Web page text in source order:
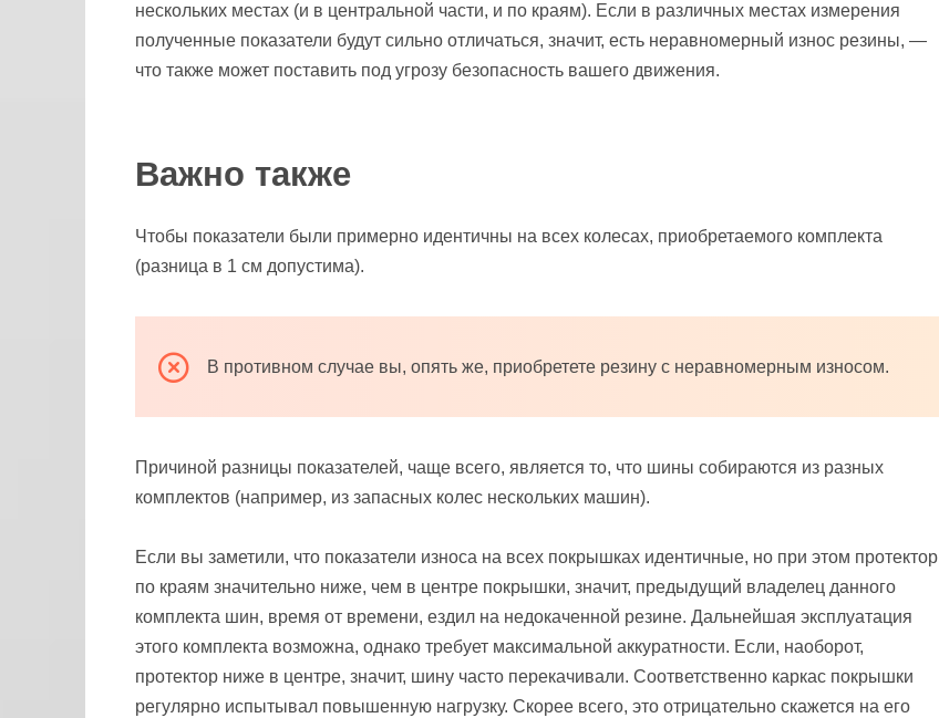
нескольких местах (и в центральной части, и по краям). Если в различных местах измерения
полученные показатели будут сильно отличаться, значит, есть неравномерный износ резины, —
что также может поставить под угрозу безопасность вашего движения.
Важно также
Чтобы показатели были примерно идентичны на всех колесах, приобретаемого комплекта
(разница в 1 см допустима).
В противном случае вы, опять же, приобретете резину с неравномерным износом.
Причиной разницы показателей, чаще всего, является то, что шины собираются из разных
комплектов (например, из запасных колес нескольких машин).
Если вы заметили, что показатели износа на всех покрышках идентичные, но при этом протектор
по краям значительно ниже, чем в центре покрышки, значит, предыдущий владелец данного
комплекта шин, время от времени, ездил на недокаченной резине. Дальнейшая эксплуатация
этого комплекта возможна, однако требует максимальной аккуратности. Если, наоборот,
протектор ниже в центре, значит, шину часто перекачивали. Соответственно каркас покрышки
регулярно испытывал повышенную нагрузку. Скорее всего, это отрицательно скажется на его